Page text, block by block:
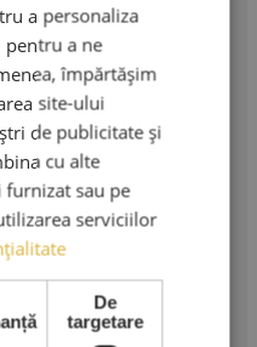
Produse premium,
de specialitate.
SRL
nr. 5
2023
a personaliza
pentru a ne
împărtășim
site-ului
de publicitate și
cu alte
sau pe
serviciilor
De
targetare